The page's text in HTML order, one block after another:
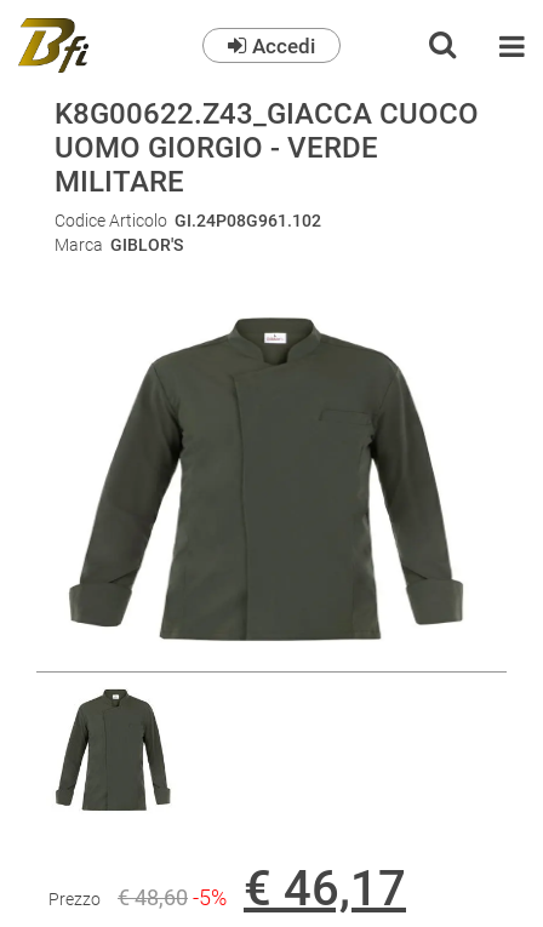
Accedi
K8G00622.Z43_GIACCA CUOCO
UOMO GIORGIO - VERDE
MILITARE
Codice Articolo GI.24P08G961.102
Marca GIBLOR'S
Prezzo € 48,60-5% € 46,17